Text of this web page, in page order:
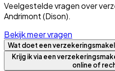
Veelgestelde vragen over
Andrimont (Dison).
Bekijk meer vragen
Wat doet een
Krijg ik via een
online of